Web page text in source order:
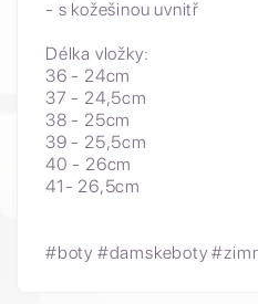
- s kožešinou uvnitř
Délka vložky:
36 - 24cm
37 - 24,5cm
38 - 25cm
39 - 25,5cm
40 - 26cm
41- 26,5cm
#boty #damskeboty